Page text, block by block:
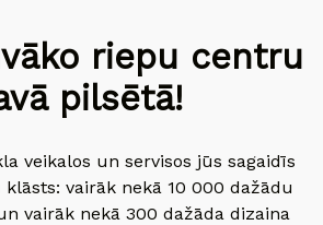
riepu centru
pilsētā!
veikalos un servisos jūs sagaidīs
vairāk nekā 10 000 dažādu
vairāk nekā 300 dažāda dizaina